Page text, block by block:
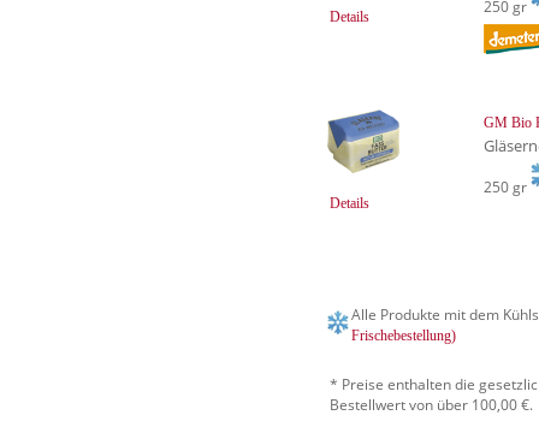
Details 250 gr
Details
GM Bio
250 gr
Alle Produkte mit dem
Frischebestellung)
* Preise enthalten die
Bestellwert von über 100,00 €.